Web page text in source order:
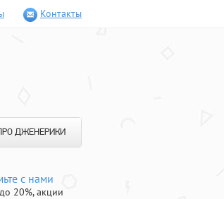
Контакты
ДЖЕНЕРИКИ
с нами
20%, акции